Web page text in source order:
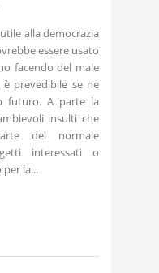
alla democrazia
essere usato
facendo del male
prevedibile se ne
futuro. A parte la
insulti che
del normale
interessati o
per la